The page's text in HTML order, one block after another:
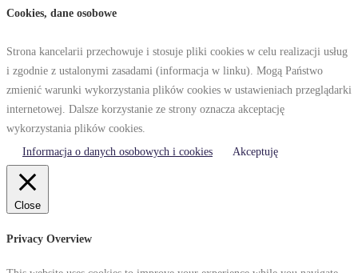
Cookies, dane osobowe
Strona kancelarii przechowuje i stosuje pliki cookies w celu realizacji usług
i zgodnie z ustalonymi zasadami (informacja w linku). Mogą Państwo
zmienić warunki wykorzystania plików cookies w ustawieniach przeglądarki
internetowej. Dalsze korzystanie ze strony oznacza akceptację
wykorzystania plików cookies.
Informacja o danych osobowych i cookies
Akceptuję
Close
Privacy Overview